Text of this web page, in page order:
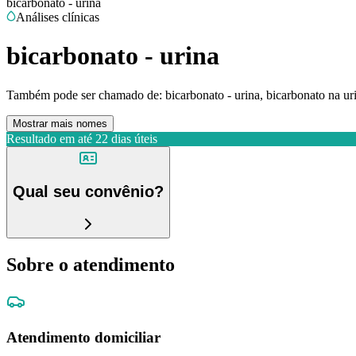
bicarbonato - urina
Análises clínicas
bicarbonato - urina
Também pode ser chamado de: bicarbonato - urina, bicarbonato na
Mostrar mais nomes
Resultado em até 22 dias úteis
Qual seu convênio?
Sobre o atendimento
Atendimento domiciliar